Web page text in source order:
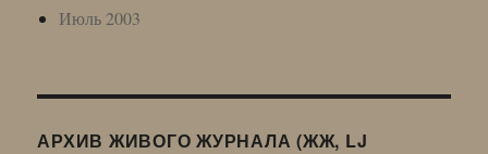
Июль 2003
АРХИВ ЖИВОГО ЖУРНАЛА (ЖЖ, LJ